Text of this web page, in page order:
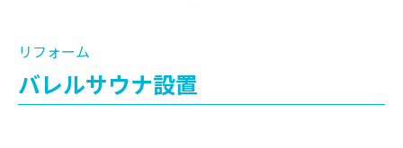
リフォーム
バレルサウナ設置